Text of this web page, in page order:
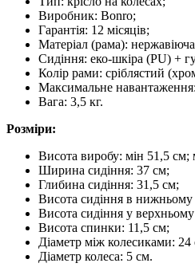
Виробник: Bonro;
Гарантія: 12 місяців;
Матеріал (рама): нержавіюча
Сидіння: еко-шкіра (PU) +
Колір рами: сріблястий
Максимальне
Вага: 3,5 кг.
Розміри:
Висота виробу: мін 51,5 см;
Ширина сидіння: 37 см;
Глибина сидіння: 31,5 см;
Висота сидіння в
Висота сидіння у
Висота спинки: 11,5 см;
Діаметр між колесиками: 24
Діаметр колеса: 5 см.